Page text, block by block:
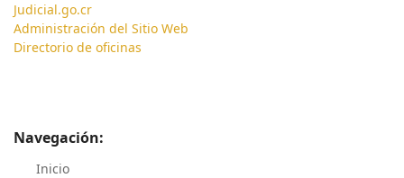
Judicial.go.cr
Administración del Sitio Web
Directorio de oficinas
Navegación:
Inicio